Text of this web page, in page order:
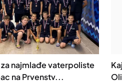
za najmlađe vaterpoliste
na Prvenstv...